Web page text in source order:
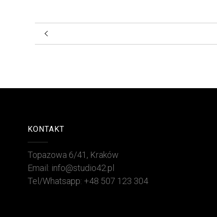
KONTAKT
Topazowa 6/41, Kraków
Email: info@studio42.pl
Tel/Whatsapp: +48 507 123 304